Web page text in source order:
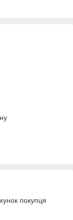
покупця